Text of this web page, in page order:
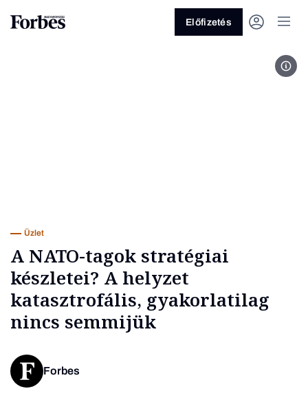
Előfizetés
Üzlet
A NATO-tagok stratégiai
készletei? A helyzet
katasztrofális, gyakorlatilag
nincs semmijük
Forbes